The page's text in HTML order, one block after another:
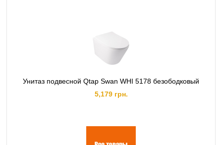
Унитаз подвесной Qtap Swan WHI 5178 безободковый
5,179 грн.